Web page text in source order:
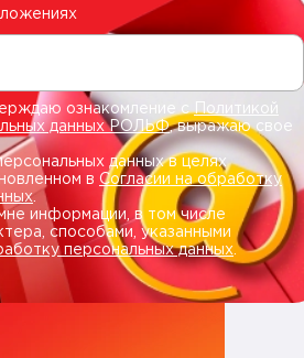
ознакомление сПолитикой
данных РОЛЬФ, выражаю свое
данных в целях
в Согласии на обработку
.
информации, в том числе
способами, указанными
персональных данных